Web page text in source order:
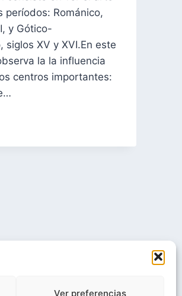
Ver preferencias
períodos: Románico,
y Gótico-
siglos XV y XVI.En este
la la influencia
centros importantes: